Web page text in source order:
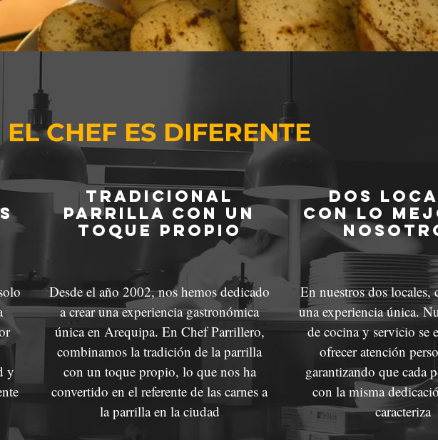
EL CHEF ES DIFERENTE
TRADICIONAL
PARRILLA CON un
TOQUE PROPIO
dos
con lo
y
Desde el año 2002, nos hemos dedicado
a crear una experiencia gastronómica
única en Arequipa. En Chef Parrillero,
combinamos la tradición de la parrilla
con un toque propio, lo que nos ha
convertido en el referente de las carnes a
la parrilla en la ciudad
En nuestros dos locales,
una experiencia única.
de cocina y servicio se
ofrecer atención
garantizando que cada
con la misma
caracteriza